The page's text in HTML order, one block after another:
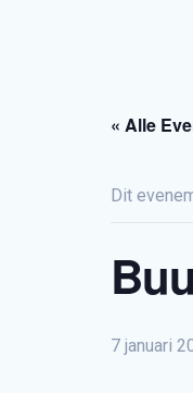
« Alle
Dit
7 januari